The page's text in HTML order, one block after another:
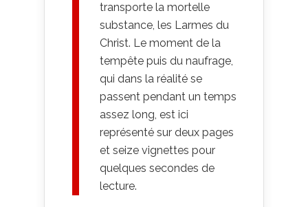
transporte la mortelle
substance, les Larmes du
Christ. Le moment de la
tempête puis du naufrage,
qui dans la réalité se
passent pendant un temps
assez long, est ici
représenté sur deux pages
et seize vignettes pour
quelques secondes de
lecture.